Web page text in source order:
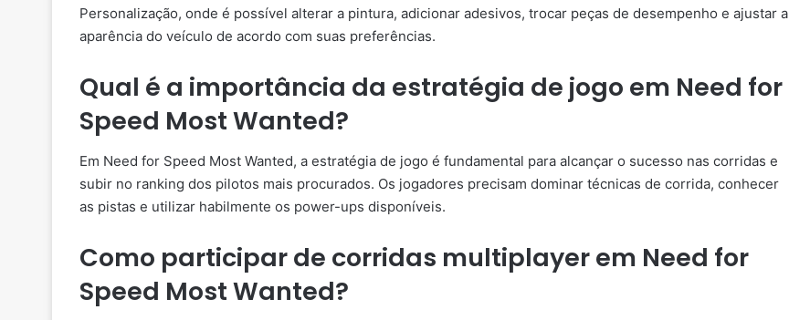
Personalização, onde é possível alterar a pintura, adicionar adesivos, trocar peças de desempenho e ajustar a
aparência do veículo de acordo com suas preferências.
Qual é a importância da estratégia de jogo em Need for
Speed Most Wanted?
Em Need for Speed Most Wanted, a estratégia de jogo é fundamental para alcançar o sucesso nas corridas e
subir no ranking dos pilotos mais procurados. Os jogadores precisam dominar técnicas de corrida, conhecer
as pistas e utilizar habilmente os power-ups disponíveis.
Como participar de corridas multiplayer em Need for
Speed Most Wanted?